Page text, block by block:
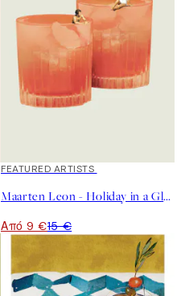
40%*
FEATURED ARTISTS
Maarten Leon - Holiday in a Glass No2 Poster
Από 9 €15 €